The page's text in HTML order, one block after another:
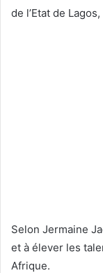
de l’Etat de
Selon Jermaine
et à élever les
Afrique.